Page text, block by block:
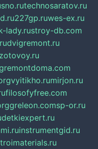
technosaratov.ru
227gp.ruwes-ex.ru
lady.rustroy-db.com
dvigremont.ru
remontdoma.com
vyitikho.rumirjon.ru
filosofyfree.com
greleon.comsp-or.ru
detkiexpert.ru
instrumentgid.ru